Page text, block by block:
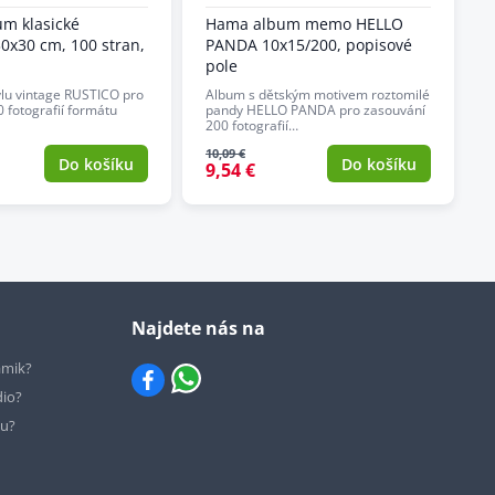
klasické
cm, 100 stran,
vintage RUSTICO pro
fotografií formátu
Do košíku
Hama album memo HELLO
PANDA 10x15/200, popisové
pole
Album s dětským motivem roztomilé
pandy HELLO PANDA pro zasouvání
200 fotografií…
10,09 €
9,54 € Do košíku
Najdete nás na